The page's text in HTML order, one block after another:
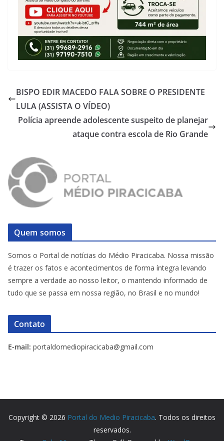
BISPO EDIR MACEDO FALA SOBRE O PRESIDENTE
LULA (ASSISTA O VÍDEO)
Polícia apreende adolescente suspeito de planejar
ataque contra escola de Rio Grande
Quem somos
Somos o Portal de notícias do Médio Piracicaba. Nossa missão
é trazer os fatos e acontecimentos de forma íntegra levando
sempre a verdade ao nosso leitor, o mantendo informado de
tudo que se passa em nossa região, no Brasil e no mundo!
Contato
E-mail: portaldomediopiracicaba@gmail.com
Copyright © 2026 Portal do Medio Piracicaba. Todos os direitos
reservados.